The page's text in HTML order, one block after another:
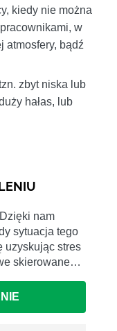
kiedy nie można
w
atmosfery, bądź
zbyt niska lub
hałas, lub
nam
sytuacja tego
uzyskując stres
skierowane…